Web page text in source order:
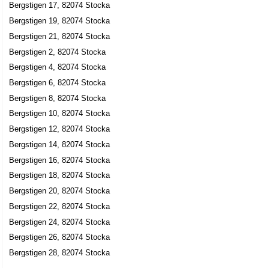
Bergstigen 17, 82074 Stocka
Bergstigen 19, 82074 Stocka
Bergstigen 21, 82074 Stocka
Bergstigen 2, 82074 Stocka
Bergstigen 4, 82074 Stocka
Bergstigen 6, 82074 Stocka
Bergstigen 8, 82074 Stocka
Bergstigen 10, 82074 Stocka
Bergstigen 12, 82074 Stocka
Bergstigen 14, 82074 Stocka
Bergstigen 16, 82074 Stocka
Bergstigen 18, 82074 Stocka
Bergstigen 20, 82074 Stocka
Bergstigen 22, 82074 Stocka
Bergstigen 24, 82074 Stocka
Bergstigen 26, 82074 Stocka
Bergstigen 28, 82074 Stocka